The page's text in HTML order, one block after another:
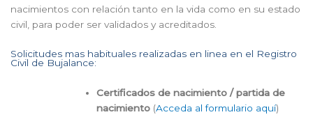
nacimientos con relación tanto en la vida como en su estado
civil, para poder ser validados y acreditados.
Solicitudes mas habituales realizadas en linea en el Registro
Civil de Bujalance:
Certificados de nacimiento / partida de
nacimiento (Acceda al formulario aquí)